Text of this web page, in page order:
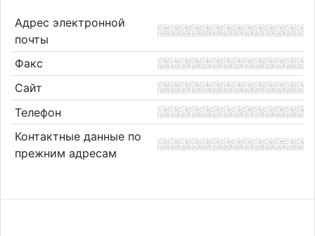
Адрес электронной
почты
Факс
Сайт
Телефон
Контактные данные по
прежним адресам